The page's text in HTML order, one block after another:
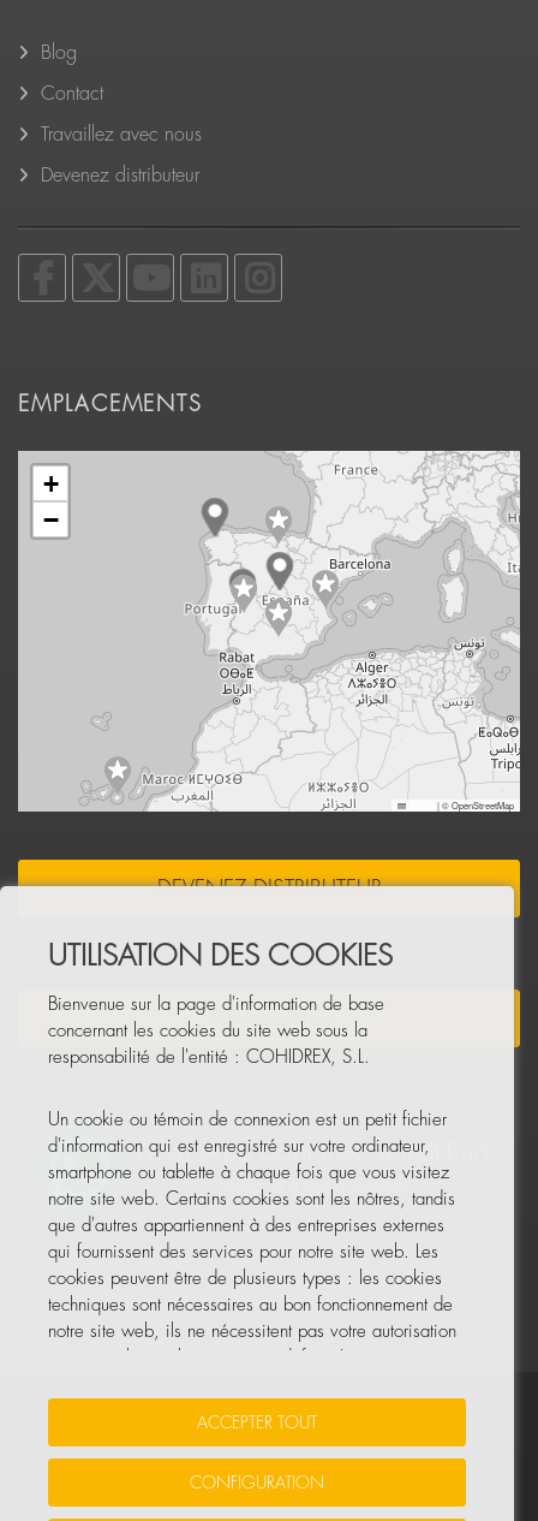
Blog
Contact
Travaillez avec nous
Devenez distributeur
EMPLACEMENTS
+
−
|© OpenStreetMap
DEVENEZ DISTRIBUTEUR
NEWSLETTER
Vos données sont sécurisées • Protection des données
© Tous droits réservés, COHIDREX GLOBAL PARTS, S.L.U.
UTILISATION DES COOKIES
Bienvenue sur la page d'information de base
concernant les cookies du site web sous la
responsabilité de l'entité : COHIDREX, S.L.
Un cookie ou témoin de connexion est un petit fichier
d'information qui est enregistré sur votre ordinateur,
smartphone ou tablette à chaque fois que vous visitez
notre site web. Certains cookies sont les nôtres, tandis
que d'autres appartiennent à des entreprises externes
qui fournissent des services pour notre site web. Les
cookies peuvent être de plusieurs types : les cookies
techniques sont nécessaires au bon fonctionnement de
notre site web, ils ne nécessitent pas votre autorisation
goûts et intérêts personnels.
ACCEPTER TOUT
CONFIGURATION